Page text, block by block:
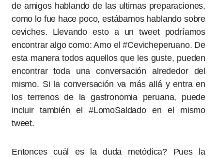
de amigos hablando de las ultimas preparaciones,
como lo fue hace poco, estábamos hablando sobre
ceviches. Llevando esto a un tweet podríamos
encontrar algo como: Amo el #Cevicheperuano. De
esta manera todos aquellos que les guste, pueden
encontrar toda una conversación alrededor del
mismo. Si la conversación va más allá y entra en
los terrenos de la gastronomia peruana, puede
incluir también el #LomoSaldado en el mismo
tweet.
Entonces cuál es la duda metódica? Pues la